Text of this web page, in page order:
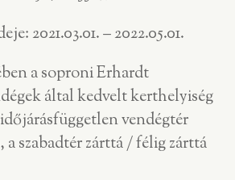
2021.03.01. – 2022.05.01.
a soproni Erhardt
által kedvelt kerthelyiség
vendégtér
szabadtér zárttá / félig zárttá